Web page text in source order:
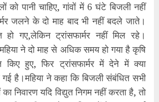
पानी चाहिए, गांवों में 6 घंटे बिजली नहीं
जलने के दो माह बाद भी नहीं बदले जाते।
गए,लेकिन ट्रांसफार्मर नहीं मिल रहे।
महिया ने दो माह से अधिक समय हो गया है कृषि
हुए, फिर ट्रांसफार्मर में देने में क्या
है।महिया ने कहा कि बिजली संबंधित सभी
निवारण यदि विद्युत निगम नहीं करता है, तो